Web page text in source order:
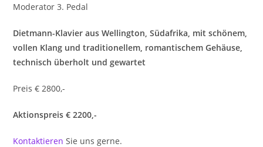
Moderator 3. Pedal
Dietmann-Klavier aus Wellington, Südafrika, mit schönem,
vollen Klang und traditionellem, romantischem Gehäuse,
technisch überholt und gewartet
Preis € 2800,-
Aktionspreis € 2200,-
Kontaktieren Sie uns gerne.